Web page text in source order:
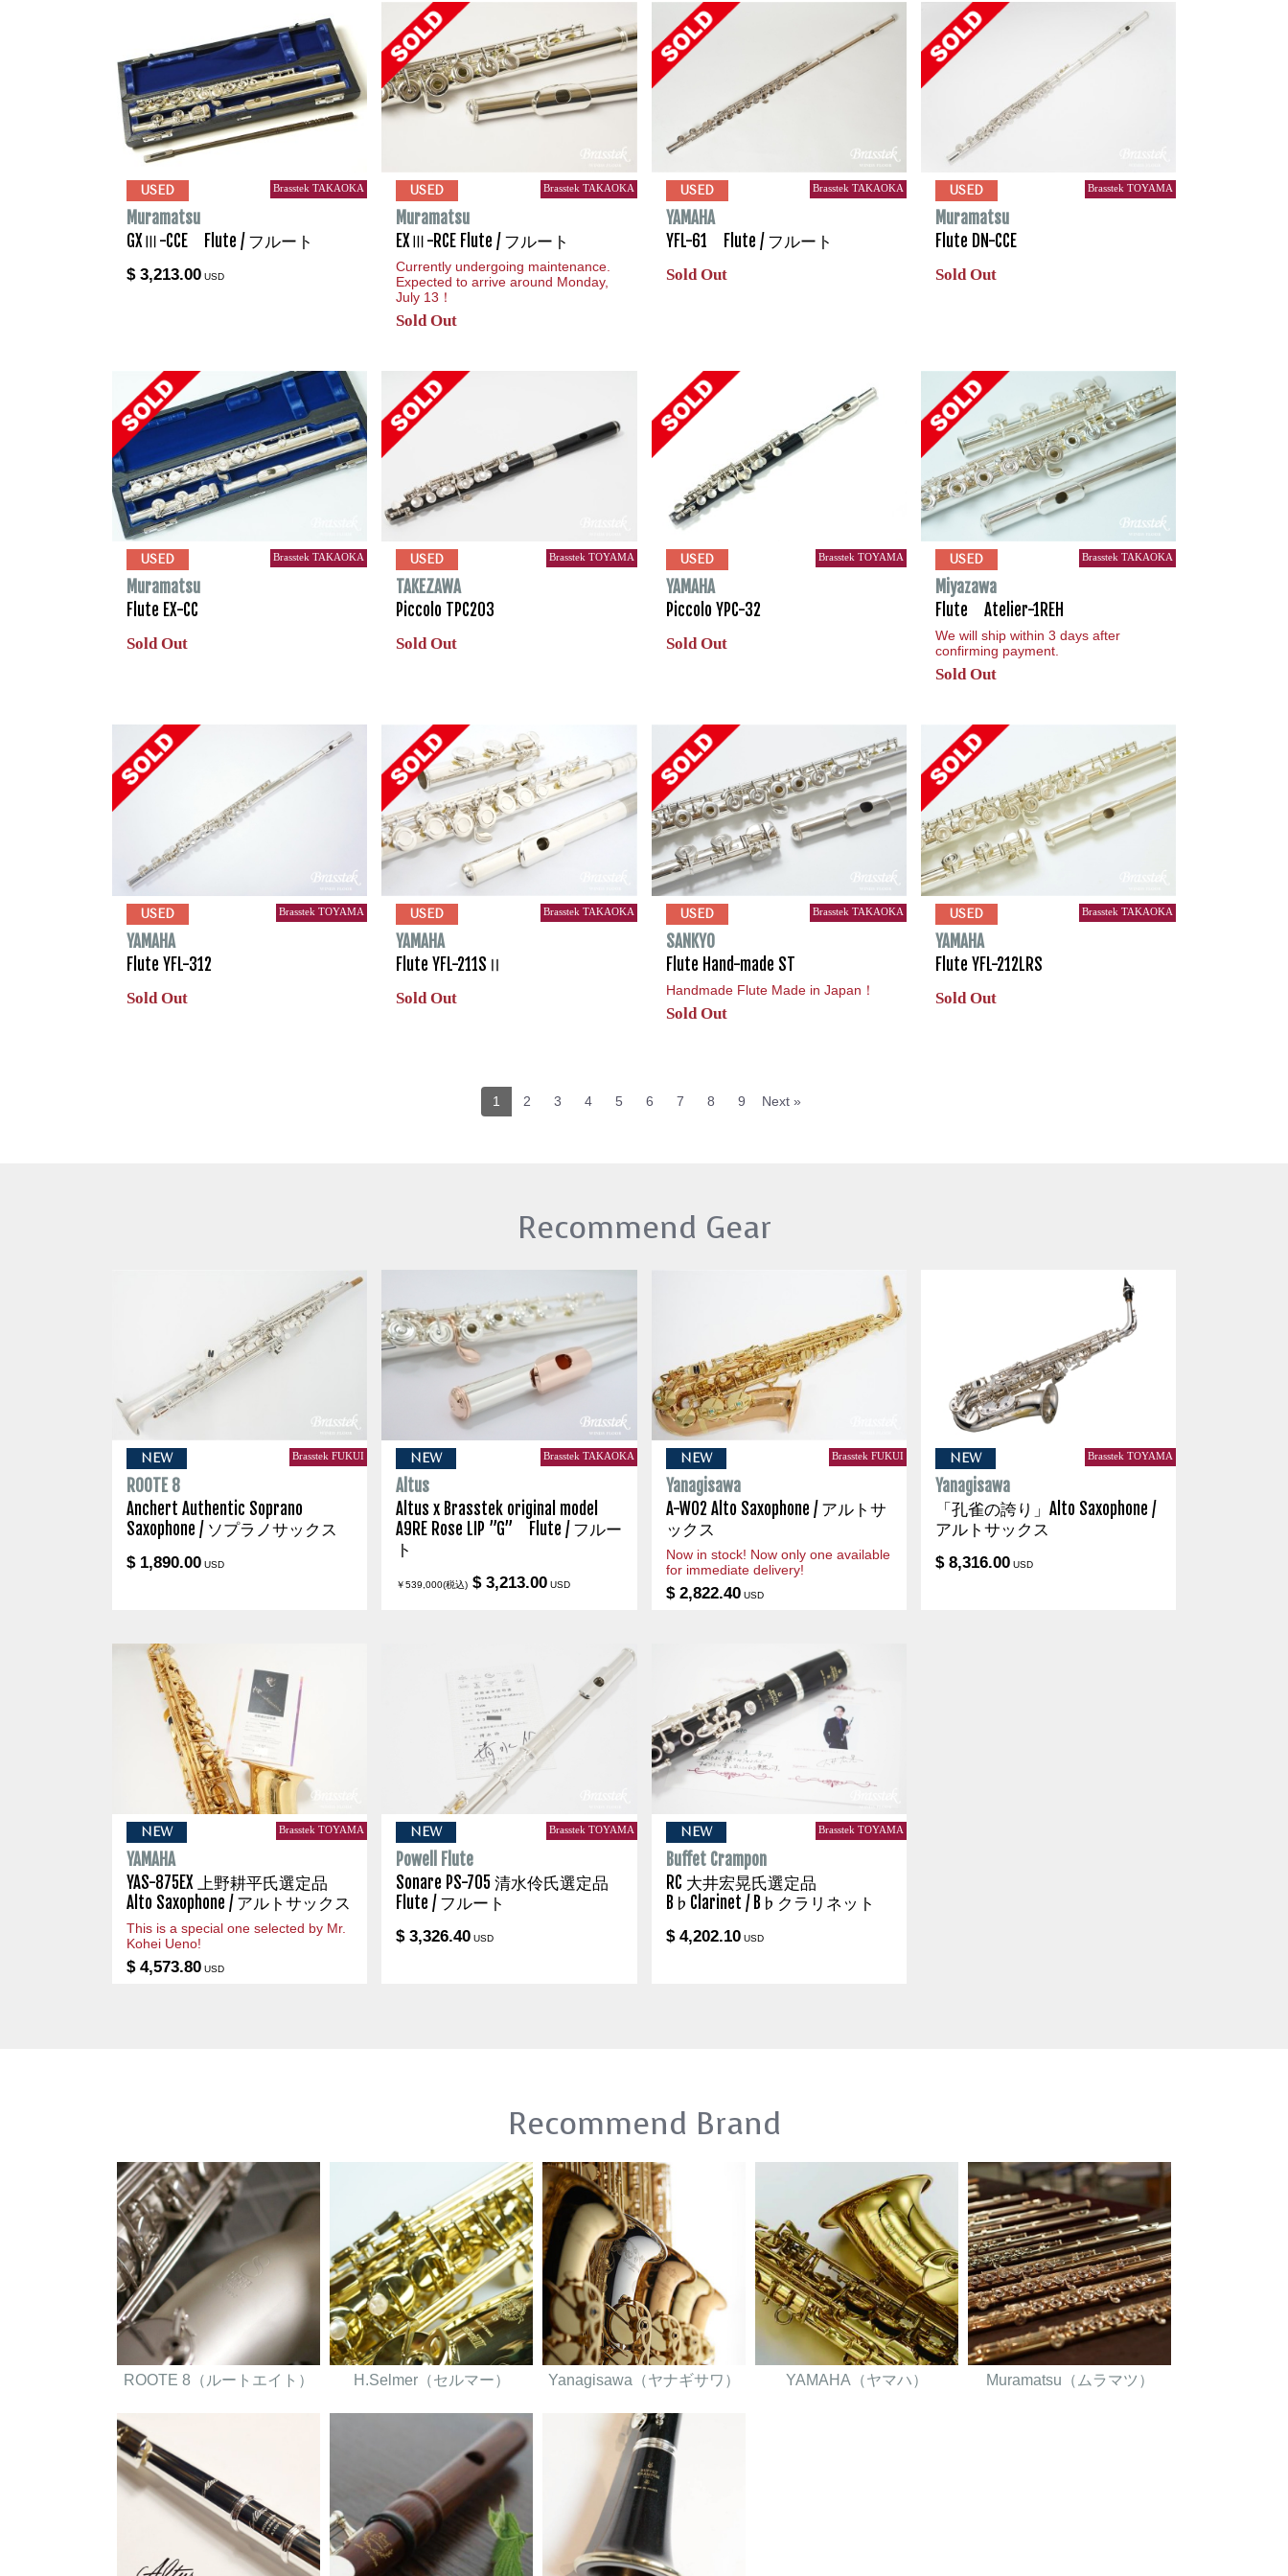
USED Brasstek TAKAOKA
Muramatsu
GXⅢ-CCE Flute / フルート
$ 3,213.00 USD
USED Brasstek TAKAOKA
Muramatsu
EXⅢ-RCE Flute / フルート
Currently undergoing maintenance.
Expected to arrive around Monday,
July 13！
Sold Out
USED Brasstek TAKAOKA
YAMAHA
YFL-61 Flute / フルート
Sold Out
USED Brasstek TOYAMA
Muramatsu
Flute DN-CCE
Sold Out
USED Brasstek TAKAOKA
Muramatsu
Flute EX-CC
Sold Out
USED Brasstek TOYAMA
TAKEZAWA
Piccolo TPC203
Sold Out
USED Brasstek TOYAMA
YAMAHA
Piccolo YPC-32
Sold Out
USED Brasstek TAKAOKA
Miyazawa
Flute Atelier-1REH
We will ship within 3 days after
confirming payment.
Sold Out
USED Brasstek TOYAMA
YAMAHA
Flute YFL-312
Sold Out
USED Brasstek TAKAOKA
YAMAHA
Flute YFL-211SⅡ
Sold Out
USED Brasstek TAKAOKA
SANKYO
Flute Hand-made ST
Handmade Flute Made in Japan！
Sold Out
USED Brasstek TAKAOKA
YAMAHA
Flute YFL-212LRS
Sold Out
1 2 3 4 5 6 7 8 9 Next »
Recommend Gear
NEW Brasstek FUKUI
ROOTE 8
Anchert Authentic Soprano
Saxophone / ソプラノサックス
$ 1,890.00 USD
NEW Brasstek TAKAOKA
Altus
Altus x Brasstek original model
A9RE Rose LIP ”G” Flute / フルー
ト
￥539,000(税込) $ 3,213.00 USD
NEW Brasstek FUKUI
Yanagisawa
A-WO2 Alto Saxophone / アルトサ
ックス
Now in stock! Now only one available
for immediate delivery!
$ 2,822.40USD
NEW Brasstek TOYAMA
Yanagisawa
「孔雀の誇り」Alto Saxophone /
アルトサックス
$ 8,316.00USD
NEW Brasstek TOYAMA
YAMAHA
YAS-875EX 上野耕平氏選定品
Alto Saxophone / アルトサックス
This is a special one selected by Mr.
Kohei Ueno!
$ 4,573.80 USD
NEW Brasstek TOYAMA
Powell Flute
Sonare PS-705 清水伶氏選定品
Flute / フルート
$ 3,326.40 USD
NEW Brasstek TOYAMA
Buffet Crampon
RC 大井宏晃氏選定品
B♭Clarinet / B♭クラリネット
$ 4,202.10USD
Recommend Brand
ROOTE 8（ルートエイト） H.Selmer（セルマー） Yanagisawa（ヤナギサワ） YAMAHA（ヤマハ） Muramatsu（ムラマツ）